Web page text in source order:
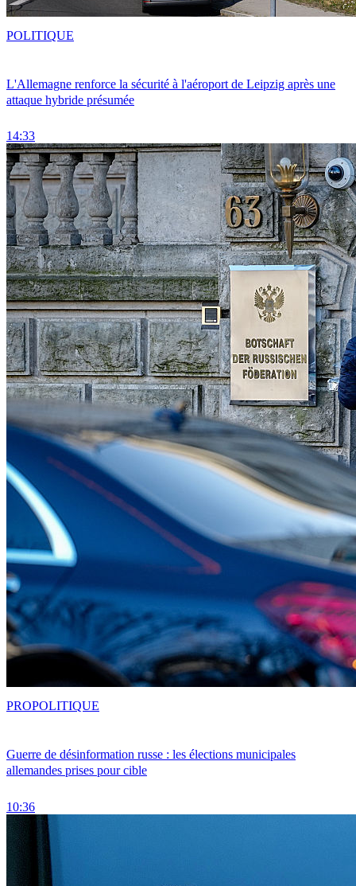
L'Allemagne renforce la sécurité à l'aéroport de Leipzig après une
attaque hybride présumée
14:33
POLITIQUE
Guerre de désinformation russe : les élections municipales
allemandes prises pour cible
10:36
PROPOLITIQUE